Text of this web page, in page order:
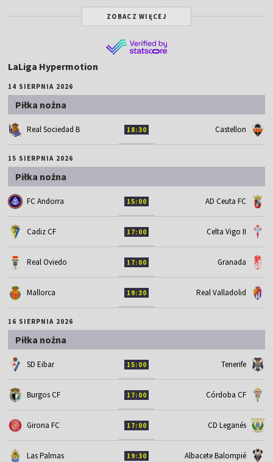
ZOBACZ WIĘCEJ
LaLiga Hypermotion
14 SIERPNIA 2026
Piłka nożna
Real Sociedad B 18:30 Castellon
15 SIERPNIA 2026
Piłka nożna
FC Andorra 15:00 AD Ceuta FC
Cadiz CF 17:00 Celta Vigo II
Real Oviedo 17:00 Granada
Mallorca 19:30 Real Valladolid
16 SIERPNIA 2026
Piłka nożna
SD Eibar 15:00 Tenerife
Burgos CF 17:00 Córdoba CF
Girona FC 17:00 CD Leganés
Las Palmas 19:30 Albacete Balompié